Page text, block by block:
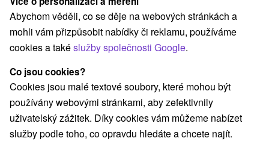
REZERVACE A VÝBĚR POBYTU
Kontaktujte přímo ubytovatele.
Navigovat do místa
O ZAŘÍZENÍ VYBAVENÍ
Abychom věděli, co se děje na webových stránkách a
mohli vám přizpůsobit nabídky či reklamu, používáme
cookies a takéslužby společnosti Google.
Co jsou cookies?
Cookies jsou malé textové soubory, které mohou být
používány webovými stránkami, aby zefektivnily
uživatelský zážitek. Díky cookies vám můžeme nabízet
služby podle toho, co opravdu hledáte a chcete najít.